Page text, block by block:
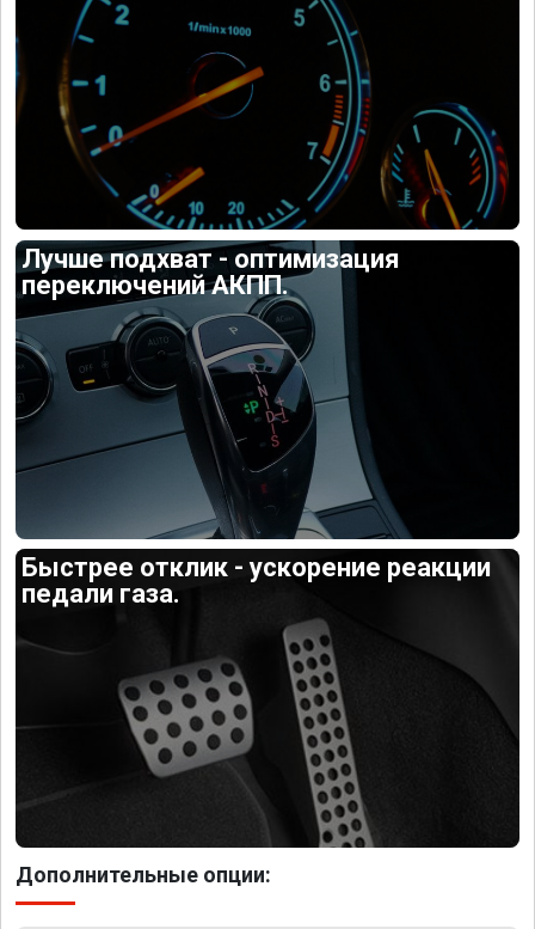
Лучше подхват - оптимизация
переключений АКПП.
Быстрее отклик - ускорение реакции
педали газа.
Дополнительные опции: